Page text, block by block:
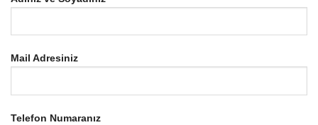
Mail Adresiniz
Telefon Numaranız